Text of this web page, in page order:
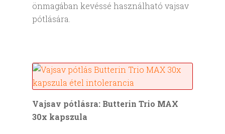
önmagában kevéssé használható vajsav
pótlására.
Vajsav pótlásra: Butterin Trio MAX
30x kapszula